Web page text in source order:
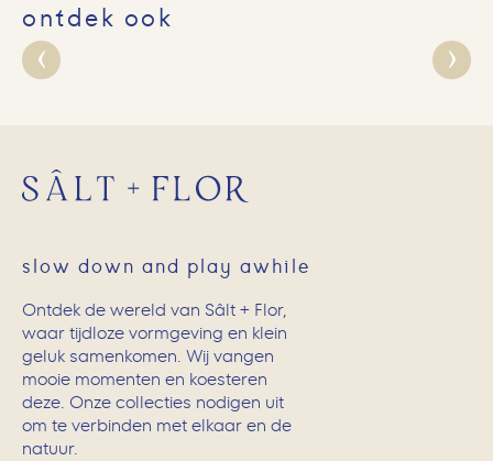
ontdek ook
slow down and play awhile
Ontdek de wereld van Sâlt + Flor,
waar tijdloze vormgeving en klein
geluk samenkomen. Wij vangen
mooie momenten en koesteren
deze. Onze collecties nodigen uit
om te verbinden met elkaar en de
natuur.